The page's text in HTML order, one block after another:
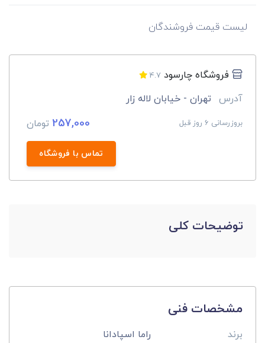
لیست قیمت فروشندگان
فروشگاه چارسود 4.7
آدرس تهران - خیابان لاله زار
بروزرسانی 6 روز قبل 257,000 تومان
تماس با فروشگاه
توضیحات کلی
مشخصات فنی
برند راما اسپادانا